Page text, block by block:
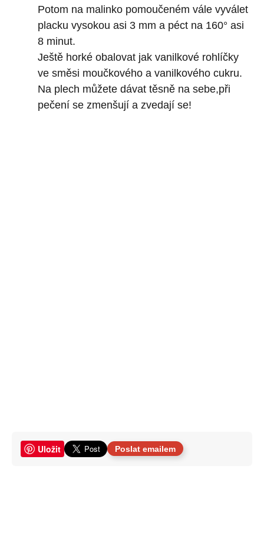
Potom na malinko pomoučeném vále vyválet
placku vysokou asi 3 mm a péct na 160° asi
8 minut.
Ještě horké obalovat jak vanilkové rohlíčky
ve směsi moučkového a vanilkového cukru.
Na plech můžete dávat těsně na sebe,při
pečení se zmenšují a zvedají se!
Uložit Poslat emailem